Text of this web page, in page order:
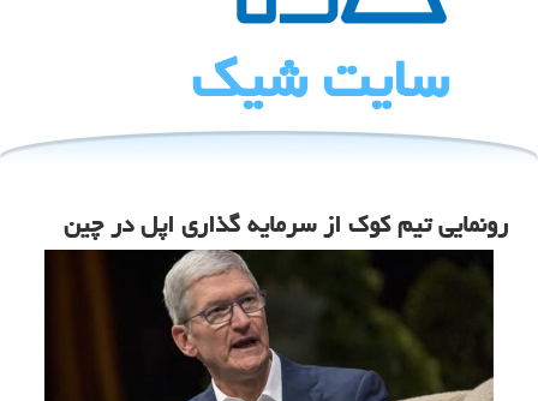
سایت شیك
رونمایی تیم کوک از سرمایه گذاری اپل در چین